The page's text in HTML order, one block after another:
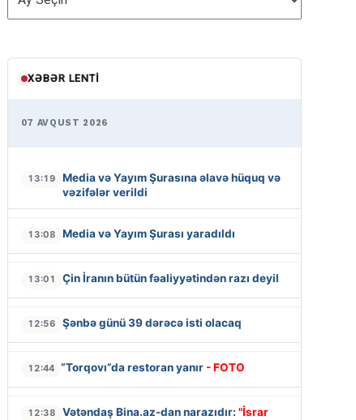
XƏBƏR LENTI
07 AVQUST 2026
13:19
Media və Yayım Şurasına əlavə hüquq və
vəzifələr verildi
13:08 Media və Yayım Şurası yaradıldı
13:01 Çin İranın bütün fəaliyyətindən razı deyil
12:56 Şənbə günü 39 dərəcə isti olacaq
12:44 “Torqovı”da restoran yanır - FOTO
12:38 Vətəndaş Bina.az-dan narazıdır: "İsrar